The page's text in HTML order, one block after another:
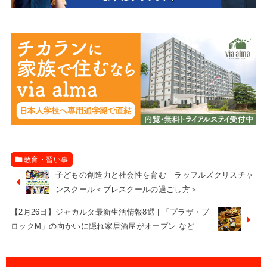
教育・習い事
子どもの創造力と社会性を育む｜ラッフルズクリスチャ
ンスクール＜プレスクールの過ごし方＞
【2月26日】ジャカルタ最新生活情報8選 | 「プラザ・ブ
ロックM」の向かいに隠れ家居酒屋がオープン など